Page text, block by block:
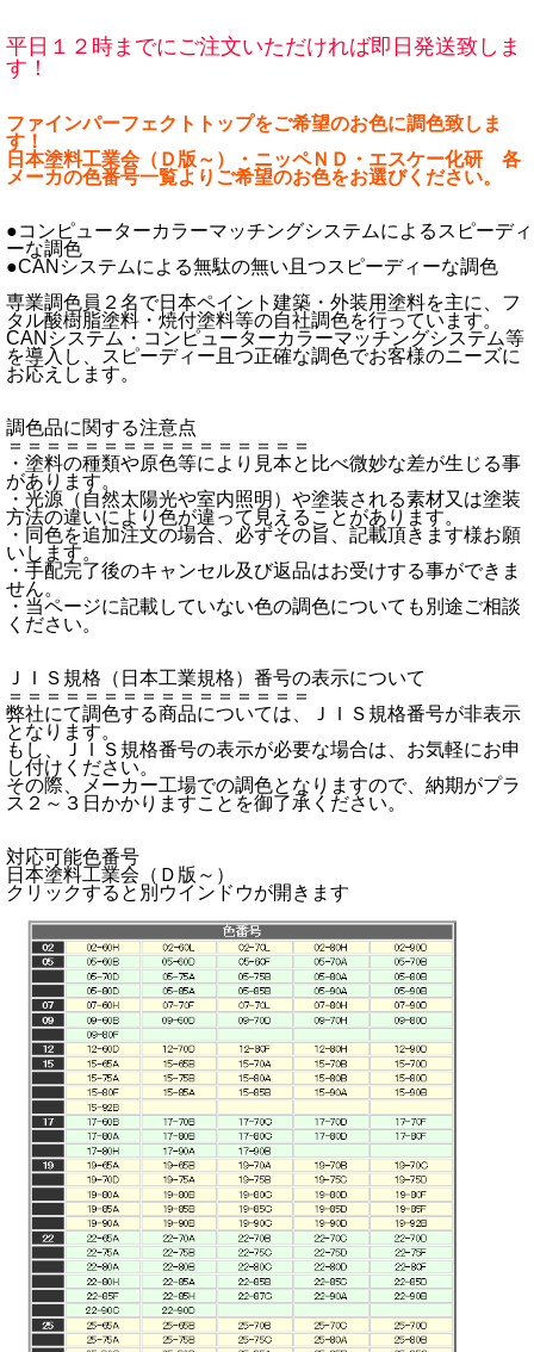
平日１２時までにご注文いただければ即日発送致しま
す！
ファインパーフェクトトップをご希望のお色に調色致しま
す！
日本塗料工業会（Ｄ版～）・ニッペＮＤ・エスケー化研 各
メーカの色番号一覧よりご希望のお色をお選びください。
●コンピューターカラーマッチングシステムによるスピーディ
ーな調色
●CANシステムによる無駄の無い且つスピーディーな調色
専業調色員２名で日本ペイント建築・外装用塗料を主に、フ
タル酸樹脂塗料・焼付塗料等の自社調色を行っています。
CANシステム・コンピューターカラーマッチングシステム等
を導入し、スピーディー且つ正確な調色でお客様のニーズに
お応えします。
調色品に関する注意点
＝＝＝＝＝＝＝＝＝＝＝＝＝＝＝＝
・塗料の種類や原色等により見本と比べ微妙な差が生じる事
があります。
・光源（自然太陽光や室内照明）や塗装される素材又は塗装
方法の違いにより色が違って見えることがあります。
・同色を追加注文の場合、必ずその旨、記載頂きます様お願
いします。
・手配完了後のキャンセル及び返品はお受けする事ができま
せん。
・当ページに記載していない色の調色についても別途ご相談
ください。
ＪＩＳ規格（日本工業規格）番号の表示について
＝＝＝＝＝＝＝＝＝＝＝＝＝＝＝＝
弊社にて調色する商品については、ＪＩＳ規格番号が非表示
となります。
もし、ＪＩＳ規格番号の表示が必要な場合は、お気軽にお申
し付けください。
その際、メーカー工場での調色となりますので、納期がプラ
ス２～３日かかりますことを御了承ください。
対応可能色番号
日本塗料工業会（Ｄ版～）
クリックすると別ウインドウが開きます